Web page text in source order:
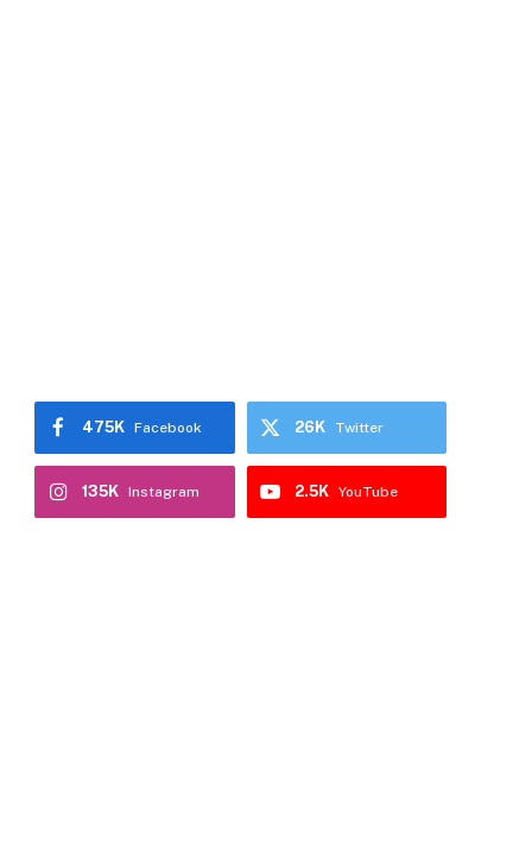
Facebook
475K Twitter
26K
Instagram
135K YouTube
2.5K